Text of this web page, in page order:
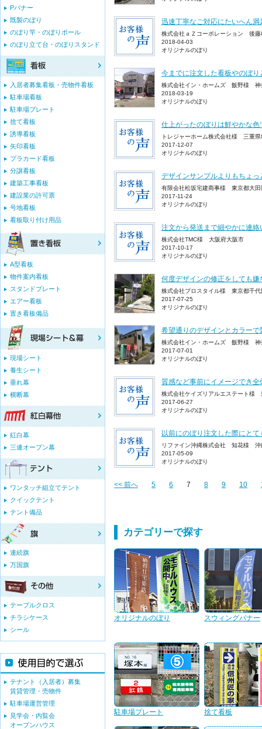
迅速丁寧なご対応にたいへん満
株式会社ａＺコーポレーション 後
2018-04-03
オリジナルのぼり
今までに注文した看板やのぼ
株式会社イン・ホームズ 飯野様 神
2018-03-19
オリジナルのぼり
仕上がったのぼりは鮮やかな色
トレジャーホーム株式会社様 三重県
2017-12-07
オリジナルのぼり
デザインサンプルよりもちょ
有限会社松坂宅建商事様 東京都大田
2017-11-24
オリジナルのぼり
注文から発送まで細やかに連絡
株式会社TMC様 大阪府大阪市
2017-10-17
オリジナルのぼり
何度デザインの修正をしても
株式会社プロスタイル様 東京都千代
2017-07-25
オリジナルのぼり
希望通りのデザインとカラー
株式会社イン・ホームズ 飯野様 神
2017-07-01
オリジナルのぼり
質感など事前にイメージでき
株式会社ケイズリアルエステート様
2017-06-27
オリジナルのぼり
以前にのぼり注文した際にと
リファイン沖縄株式会社 知花様 沖
2017-05-09
オリジナルのぼり
<< 前へ 5 6 7 8 9 10
カテゴリーで探す
オリジナルのぼり スウィングバナー
駐車場プレート 捨て看板
Pバナー
既製のぼり
のぼり竿・のぼりポール
のぼり立て台・のぼりスタンド
入居者募集看板・売物件看板
駐車場看板
駐車場プレート
捨て看板
誘導看板
矢印看板
プラカード看板
分譲看板
建築工事看板
建設業の許可票
号地看板
看板取り付け用品
A型看板
物件案内看板
スタンドプレート
エアー看板
置き看板備品
現場シート
養生シート
垂れ幕
横断幕
紅白幕
三連オープン幕
ワンタッチ組立てテント
クイックテント
テント備品
連続旗
万国旗
テーブルクロス
チラシケース
シール
テナント（入居者）募集
賃貸管理・売物件
駐車場運営管理
見学会・内覧会
オープンハウス